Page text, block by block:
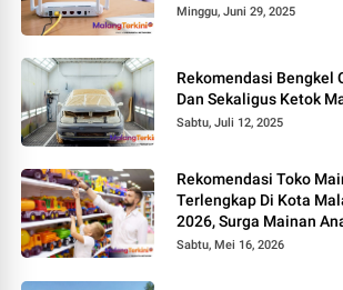
Minggu, Juni 29, 2025
Rekomendasi Bengkel
Dan Sekaligus Ketok
Sabtu, Juli 12, 2025
Rekomendasi Toko
Terlengkap Di Kota
2026, Surga Mainan
Sabtu, Mei 16, 2026